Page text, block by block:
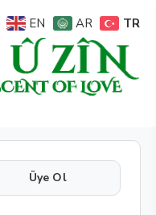
Üye Ol
EN AR TR